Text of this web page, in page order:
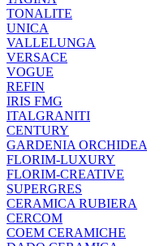
TONALITE
UNICA
VALLELUNGA
VERSACE
VOGUE
REFIN
IRIS FMG
ITALGRANITI
CENTURY
GARDENIA ORCHIDEA
FLORIM-LUXURY
FLORIM-CREATIVE
SUPERGRES
CERAMICA RUBIERA
CERCOM
COEM CERAMICHE